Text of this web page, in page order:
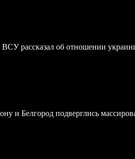
рассказал об отношении
и Белгород подверглись